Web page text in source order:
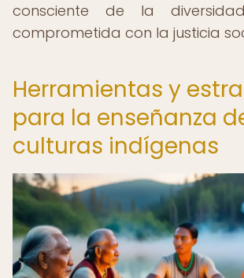
consciente de la
comprometida con la justicia
Herramientas y
para la enseñanza
culturas indígenas